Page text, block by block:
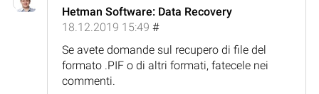
Hetman Software: Data Recovery
18.12.2019 15:49 #
Se avete domande sul recupero di file del
formato .PIF o di altri formati, fatecele nei
commenti.